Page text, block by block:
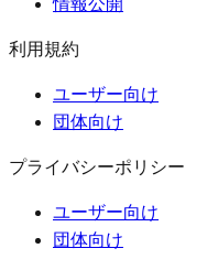
利用規約
ユーザー向け
団体向け
プライバシーポリシー
ユーザー向け
団体向け